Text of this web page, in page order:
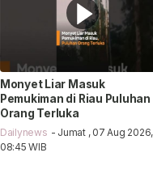
Monyet Liar Masuk
Pemukiman di Riau Puluhan
Orang Terluka
Dailynews - Jumat , 07 Aug 2026,
08:45 WIB